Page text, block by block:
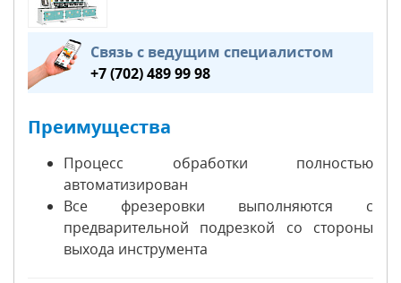
Связь с ведущим специалистом
+7 (702) 489 99 98
Преимущества
Процесс обработки полностью
автоматизирован
Все фрезеровки выполняются с
предварительной подрезкой со стороны
выхода инструмента